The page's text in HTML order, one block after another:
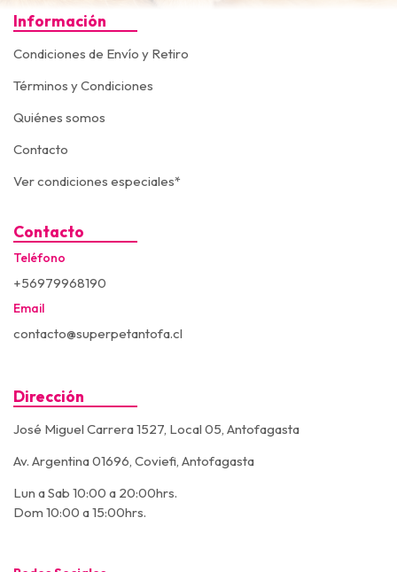
Información
Condiciones de Envío y Retiro
Términos y Condiciones
Quiénes somos
Contacto
Ver condiciones especiales*
Contacto
Teléfono
+56979968190
Email
contacto@superpetantofa.cl
Dirección
José Miguel Carrera 1527, Local 05, Antofagasta
Av. Argentina 01696, Coviefi, Antofagasta
Lun a Sab 10:00 a 20:00hrs.
Dom 10:00 a 15:00hrs.